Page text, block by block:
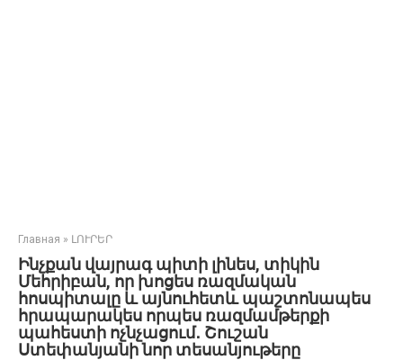
Главная » ԼՈՒՐԵՐ
Ինչքան վայրագ պիտի լինես, տիկին
Մեհրիբան, որ խոցես ռազմական
հոսպիտալը և այնուհետև պաշտոնապես
հրապարակես որպես ռազմամթերքի
պահեստի ոչնչացում․ Շուշան
Ստեփանյանի նոր տեսանյութերը